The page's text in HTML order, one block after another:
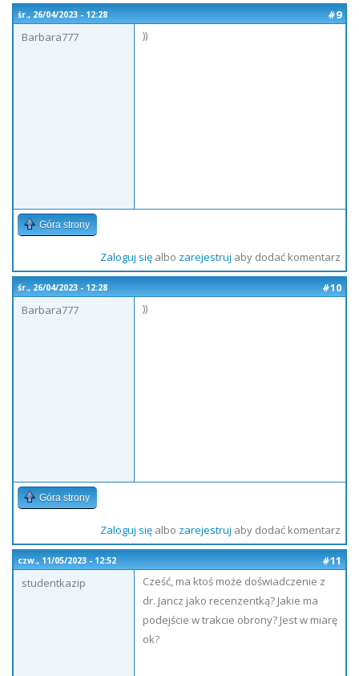
śr., 26/04/2023 - 12:28
#9
Barbara777
))
Góra strony
Zaloguj sięalbo zarejestruj aby dodać komentarz
śr., 26/04/2023 - 12:28
#10
Barbara777
))
Góra strony
Zaloguj sięalbo zarejestruj aby dodać komentarz
czw., 11/05/2023 - 12:52
#11
studentkazip
Cześć, ma ktoś może doświadczenie z
dr. Jancz jako recenzentką? Jakie ma
podejście w trakcie obrony? Jest w miarę
ok?